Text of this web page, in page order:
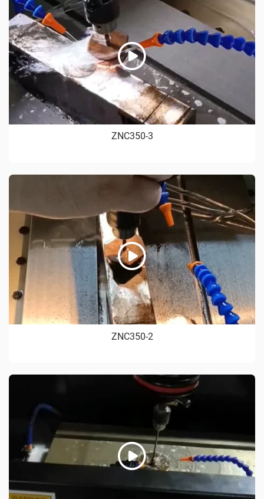
ZNC350-3
ZNC350-2